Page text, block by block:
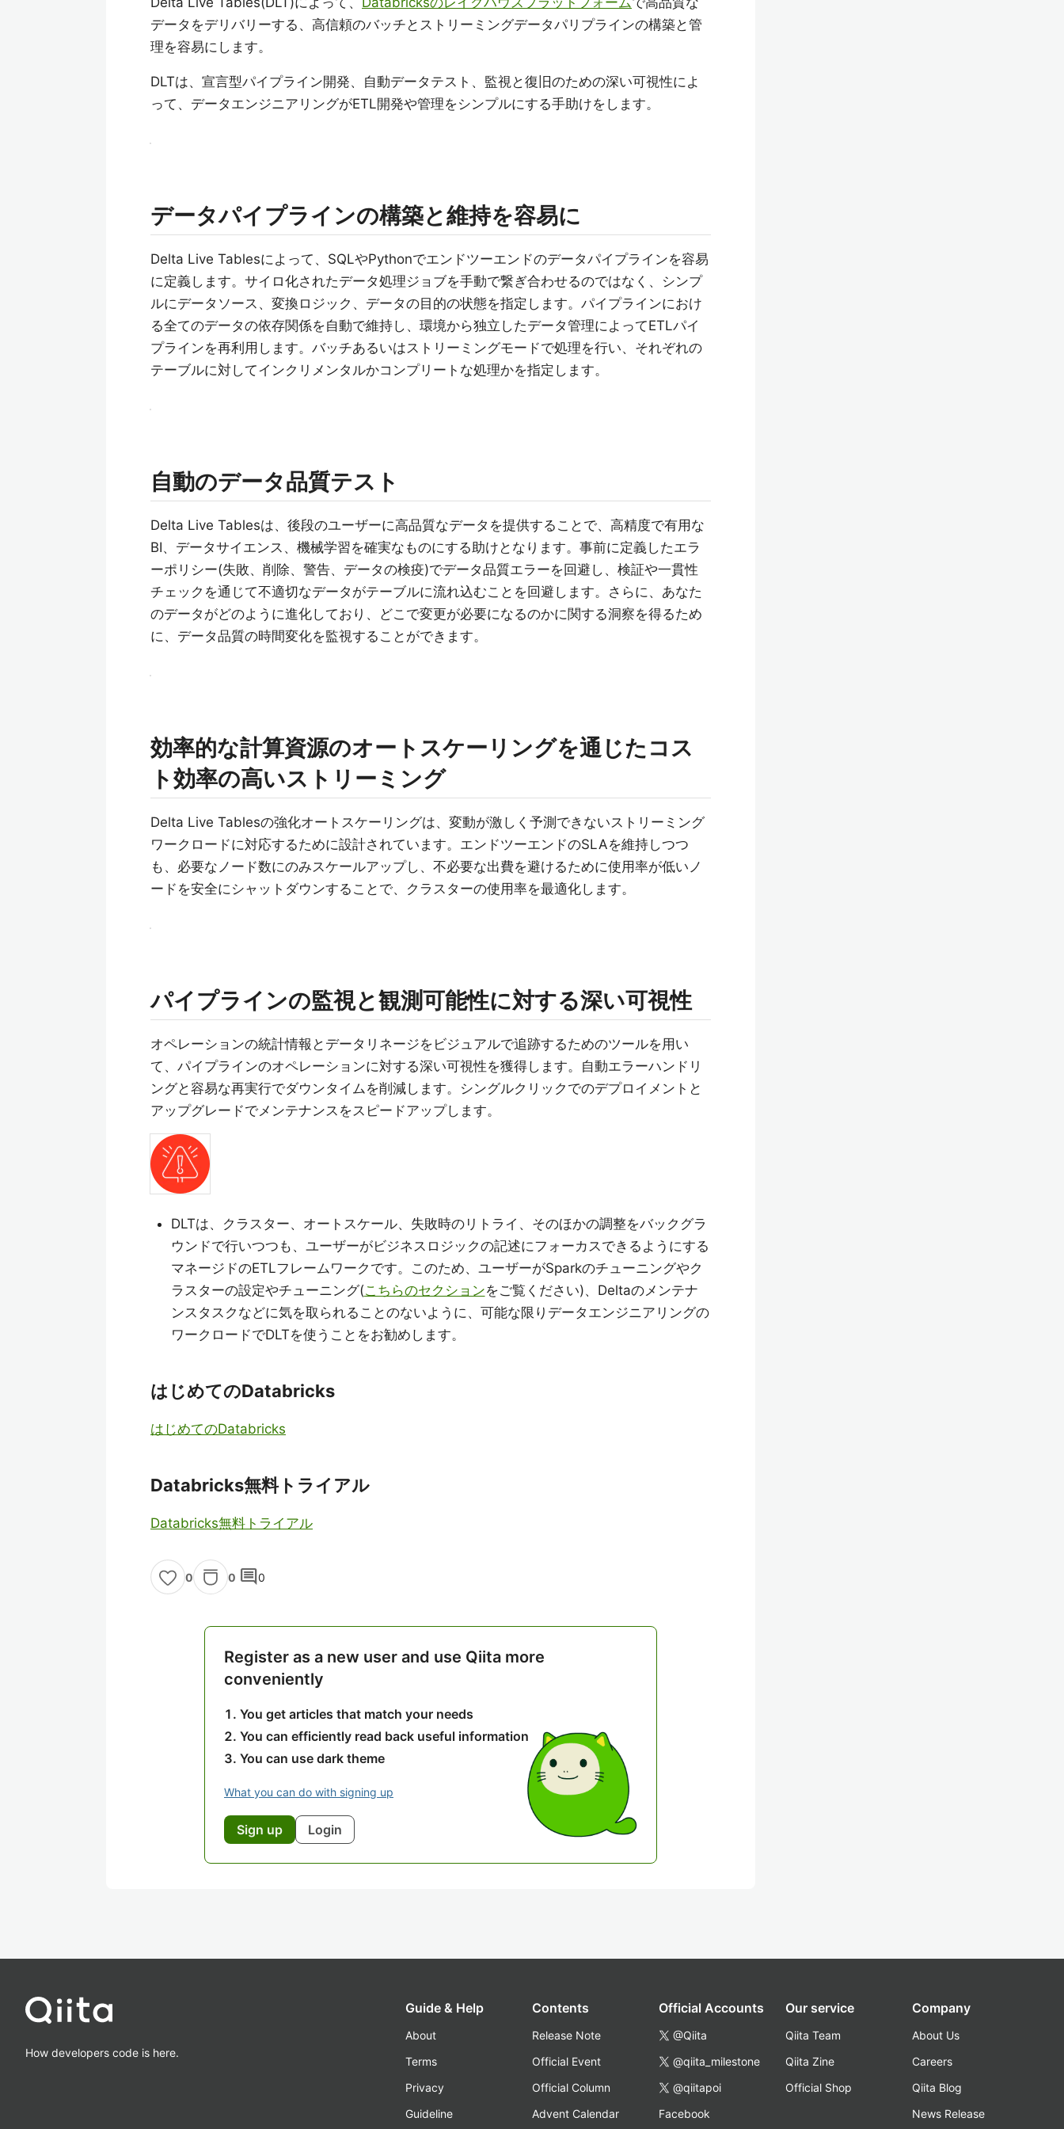
データをデリバリーする、高信頼のバッチとストリーミングデータパリプラインの構築と管
理を容易にします。
DLTは、宣言型パイプライン開発、自動データテスト、監視と復旧のための深い可視性によ
って、データエンジニアリングがETL開発や管理をシンプルにする手助けをします。
データパイプラインの構築と維持を容易に
Delta Live Tablesによって、SQLやPythonでエンドツーエンドのデータパイプラインを容易
に定義します。サイロ化されたデータ処理ジョブを手動で繋ぎ合わせるのではなく、シンプ
ルにデータソース、変換ロジック、データの目的の状態を指定します。パイプラインにおけ
る全てのデータの依存関係を自動で維持し、環境から独立したデータ管理によってETLパイ
プラインを再利用します。バッチあるいはストリーミングモードで処理を行い、それぞれの
テーブルに対してインクリメンタルかコンプリートな処理かを指定します。
自動のデータ品質テスト
Delta Live Tablesは、後段のユーザーに高品質なデータを提供することで、高精度で有用な
BI、データサイエンス、機械学習を確実なものにする助けとなります。事前に定義したエラ
ーポリシー(失敗、削除、警告、データの検疫)でデータ品質エラーを回避し、検証や一貫性
チェックを通じて不適切なデータがテーブルに流れ込むことを回避します。さらに、あなた
のデータがどのように進化しており、どこで変更が必要になるのかに関する洞察を得るため
に、データ品質の時間変化を監視することができます。
効率的な計算資源のオートスケーリングを通じたコス
ト効率の高いストリーミング
Delta Live Tablesの強化オートスケーリングは、変動が激しく予測できないストリーミング
ワークロードに対応するために設計されています。エンドツーエンドのSLAを維持しつつ
も、必要なノード数にのみスケールアップし、不必要な出費を避けるために使用率が低いノ
ードを安全にシャットダウンすることで、クラスターの使用率を最適化します。
パイプラインの監視と観測可能性に対する深い可視性
オペレーションの統計情報とデータリネージをビジュアルで追跡するためのツールを用い
て、パイプラインのオペレーションに対する深い可視性を獲得します。自動エラーハンドリ
ングと容易な再実行でダウンタイムを削減します。シングルクリックでのデプロイメントと
アップグレードでメンテナンスをスピードアップします。
DLTは、クラスター、オートスケール、失敗時のリトライ、そのほかの調整をバックグラ
ウンドで行いつつも、ユーザーがビジネスロジックの記述にフォーカスできるようにする
マネージドのETLフレームワークです。このため、ユーザーがSparkのチューニングやク
ラスターの設定やチューニング(こちらのセクションをご覧ください)、Deltaのメンテナ
ンスタスクなどに気を取られることのないように、可能な限りデータエンジニアリングの
ワークロードでDLTを使うことをお勧めします。
はじめてのDatabricks
はじめてのDatabricks
Databricks無料トライアル
Databricks無料トライアル
0 0 comment0
Register as a new user and use Qiita more
conveniently
You get articles that match your needs
You can efficiently read back useful information
You can use dark theme
What you can do with signing up
Sign up Login
How developers code is here.
Guide & Help
About
Terms
Privacy
Guideline
Contents
Release Note
Official Event
Official Column
Advent Calendar
Official Accounts
@Qiita
@qiita_milestone
@qiitapoi
Facebook
Our service
Qiita Team
Qiita Zine
Official Shop
Company
About Us
Careers
Qiita Blog
News Release